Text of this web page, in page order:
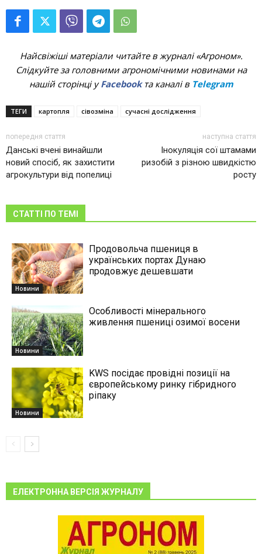
Найсвіжіші матеріали читайте в журналі «Агроном».
Слідкуйте за головними агрономічними новинами на
нашій сторінці уFacebookта каналі в Telegram
ТЕГИ картопля сівозміна сучасні дослідження
попередня стаття
Данські вчені винайшли
новий спосіб, як захистити
агрокультури від попелиці
наступна стаття
Інокуляція сої штамами
ризобій з різною швидкістю
росту
СТАТТІ ПО ТЕМІ
Новини
Продовольча пшениця в
українських портах Дунаю
продовжує дешевшати
Новини
Особливості мінерального
живлення пшениці озимої восени
Новини
KWS посідає провідні позиції на
європейському ринку гібридного
ріпаку
ЕЛЕКТРОННА ВЕРСІЯ ЖУРНАЛУ